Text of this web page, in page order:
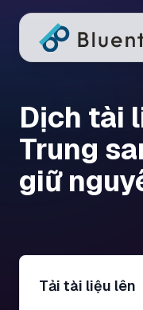
Dịch tài
Trung
giữ
Tải tài liệu lên